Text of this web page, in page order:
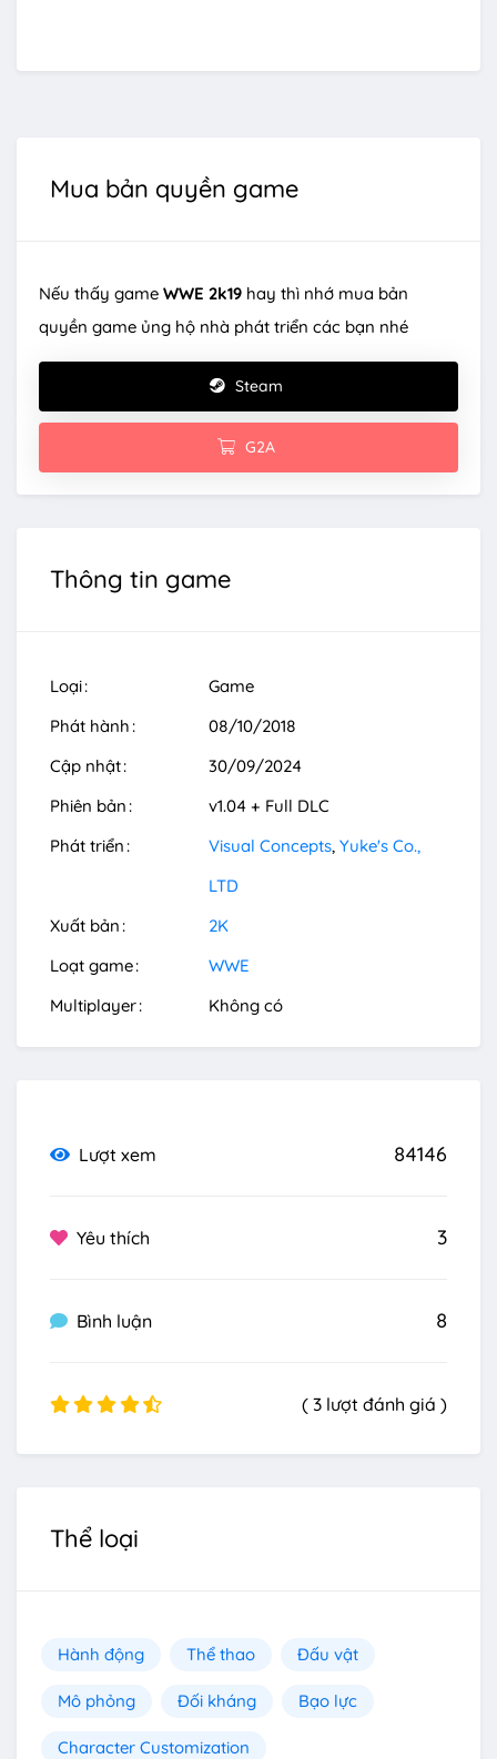
Mua bản quyền game
Nếu thấy game WWE 2k19 hay thì nhớ mua bản
quyền game ủng hộ nhà phát triển các bạn nhé
Steam
G2A
Thông tin game
Loại
Game
Phát hành
08/10/2018
Cập nhật
30/09/2024
Phiên bản
v1.04 + Full DLC
Phát triển
Visual Concepts Yuke's Co.,
LTD
Xuất bản
2K
Loạt game
WWE
Multiplayer
Không có
Lượt xem 84146
Yêu thích 3
Bình luận 8
( 3 lượt đánh giá )
Thể loại
Hành động Thể thao Đấu vật
Mô phỏng Đối kháng Bạo lực
Character Customization